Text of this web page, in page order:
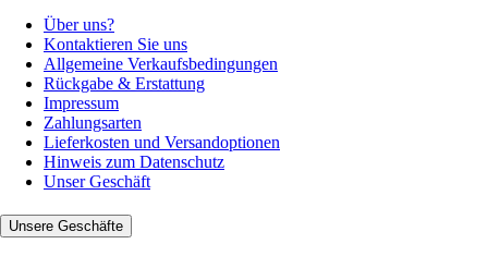
Über uns?
Kontaktieren Sie uns
Allgemeine Verkaufsbedingungen
Rückgabe & Erstattung
Impressum
Zahlungsarten
Lieferkosten und Versandoptionen
Hinweis zum Datenschutz
Unser Geschäft
Unsere Geschäfte